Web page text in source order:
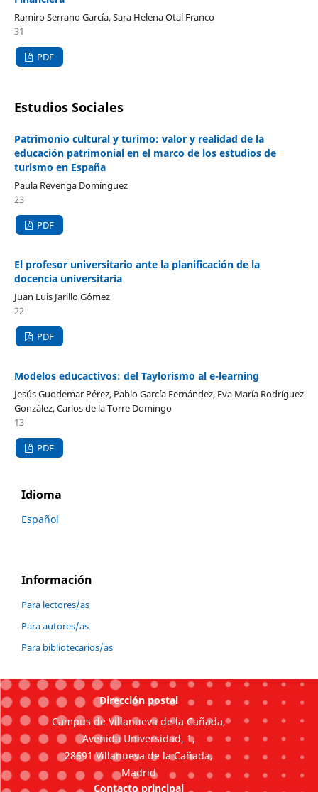
Ramiro Serrano García, Sara Helena Otal Franco
31
PDF
Estudios Sociales
Patrimonio cultural y turimo: valor y realidad de la
educación patrimonial en el marco de los estudios de
turismo en España
Paula Revenga Domínguez
23
PDF
El profesor universitario ante la planificación de la
docencia universitaria
Juan Luis Jarillo Gómez
22
PDF
Modelos educactivos: del Taylorismo al e-learning
Jesús Guodemar Pérez, Pablo García Fernández, Eva María Rodríguez
González, Carlos de la Torre Domingo
13
PDF
Idioma
Español
Información
Para lectores/as
Para autores/as
Para bibliotecarios/as
Dirección postal
Campus de Villanueva de la Cañada,
Avenida Universidad, 1,
28691 Villanueva de la Cañada,
Madrid
Contacto principal